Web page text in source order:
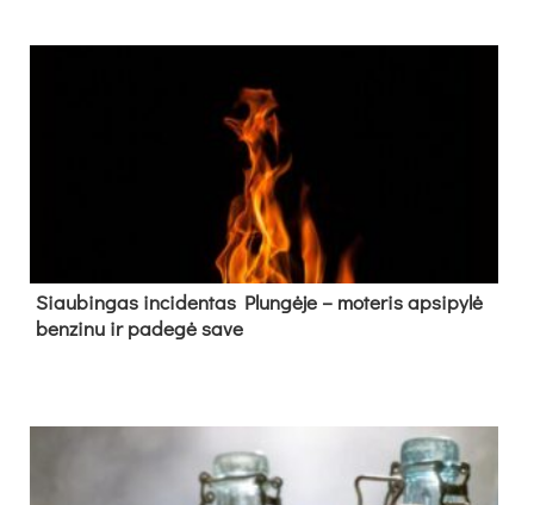
Siau­bin­gas in­ci­den­tas Plun­gė­je – mo­te­ris ap­si­py­lė
ben­zi­nu ir pa­de­gė sa­ve